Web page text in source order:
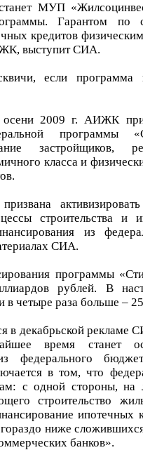
МУП
Гарантом по
кредитов
выступит СИА.
если программа
2009 г. АИЖК
программы
застройщиков,
класса и
строительства и
из
СИА.
программы
рублей. В
в четыре раза больше –
в декабрьской
время станет
федерального
в том, что
с одной стороны, на
строительство
ипотечных
ниже
банков».